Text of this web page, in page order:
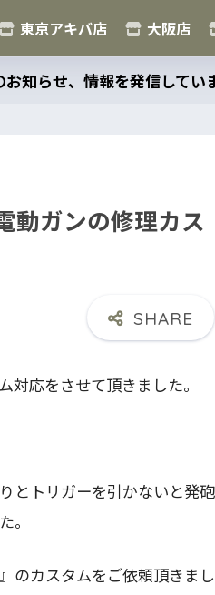
東京アキバ店 大阪店
知らせ、情報を発信してい
動ガンの修理カス
応をさせて頂きました。
とトリガーを引かないと発砲
。
のカスタムをご依頼頂きまし